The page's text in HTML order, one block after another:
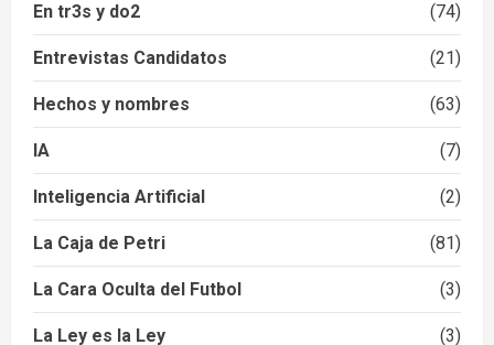
En tr3s y do2 (74)
Entrevistas Candidatos (21)
Hechos y nombres (63)
IA (7)
Inteligencia Artificial (2)
La Caja de Petri (81)
La Cara Oculta del Futbol (3)
La Ley es la Ley (3)